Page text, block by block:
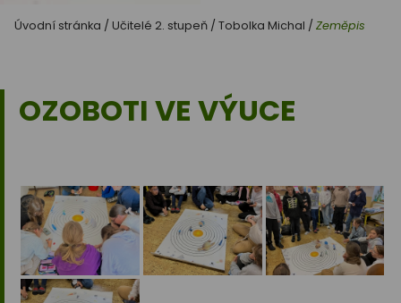
Úvodní stránka / Učitelé 2. stupeň / Tobolka Michal / Zeměpis
OZOBOTI VE VÝUCE